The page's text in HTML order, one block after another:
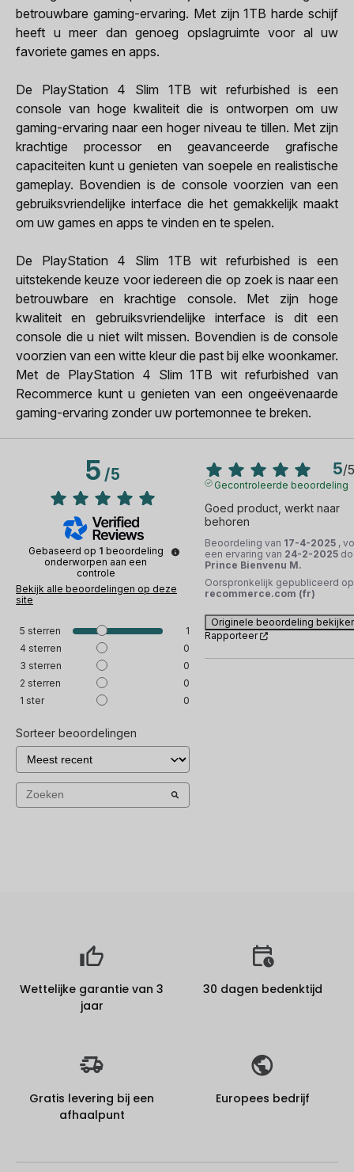
betrouwbare gaming-ervaring. Met zijn 1TB harde schijf
heeft u meer dan genoeg opslagruimte voor al uw
favoriete games en apps.
De PlayStation 4 Slim 1TB wit refurbished is een
console van hoge kwaliteit die is ontworpen om uw
gaming-ervaring naar een hoger niveau te tillen. Met zijn
krachtige processor en geavanceerde grafische
capaciteiten kunt u genieten van soepele en realistische
gameplay. Bovendien is de console voorzien van een
gebruiksvriendelijke interface die het gemakkelijk maakt
om uw games en apps te vinden en te spelen.
De PlayStation 4 Slim 1TB wit refurbished is een
uitstekende keuze voor iedereen die op zoek is naar een
betrouwbare en krachtige console. Met zijn hoge
kwaliteit en gebruiksvriendelijke interface is dit een
console die u niet wilt missen. Bovendien is de console
voorzien van een witte kleur die past bij elke woonkamer.
Met de PlayStation 4 Slim 1TB wit refurbished van
Recommerce kunt u genieten van een ongeëvenaarde
gaming-ervaring zonder uw portemonnee te breken.
5/5
Gebaseerd op 1 beoordeling
onderworpen aan een
controle
Bekijk alle beoordelingen op deze
site
5 sterren
1
4 sterren
0
3 sterren
0
2 sterren
0
1 ster 0
Sorteer beoordelingen
5/5
Gecontroleerde beoordeling
Goed product, werkt naar
behoren
Beoordeling van 17-4-2025 ,
een ervaring van 24-2-2025
Prince Bienvenu M.
Oorspronkelijk gepubliceerd op
recommerce.com (fr)
Originele beoordeling
Rapporteer
Wettelijke garantie van 3
jaar
30 dagen bedenktijd
Gratis levering bij een
afhaalpunt
Europees bedrijf